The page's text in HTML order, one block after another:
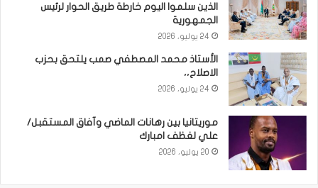
الذين سلموا اليوم خارطة طريق الحوار لرئيس
الجمهورية
24 يوليو، 2026
الأستاذ محمد المصطفي صمب يلتحق بحزب
الاصلاح،،
24 يوليو، 2026
موريتانيا بين رهانات الماضي وآفاق المستقبل/
علي لغظف امبارك
20 يوليو، 2026